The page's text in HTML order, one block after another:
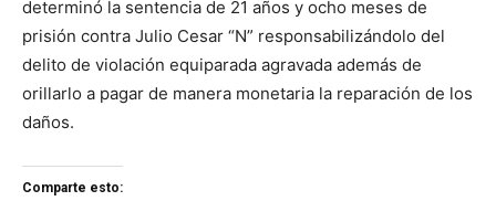
determinó la sentencia de 21 años y ocho meses de
prisión contra Julio Cesar “N” responsabilizándolo del
delito de violación equiparada agravada además de
orillarlo a pagar de manera monetaria la reparación de los
daños.
Comparte esto: